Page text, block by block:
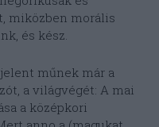
miközben morális
és kész.
műnek már a
a világvégét: A mai
a középkori